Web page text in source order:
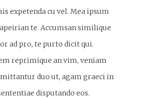
expetenda cu vel. Mea ipsum
te. Accumsan similique
ad pro, te purto dicit qui.
reprimique an vim, veniam
duo ut, agam graeci in
disputando eos.